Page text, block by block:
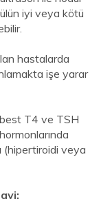
iyi veya kötü
hastalarda
işe yarar
T4 ve TSH
(hipertiroidi veya